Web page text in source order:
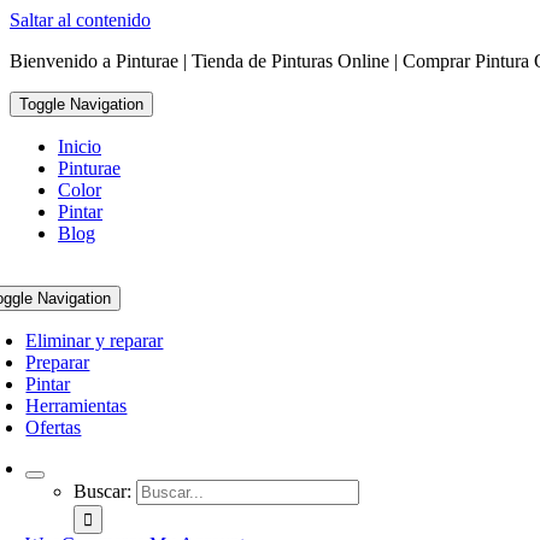
Saltar al contenido
Bienvenido a Pinturae | Tienda de Pinturas Online | Comprar Pintura
Toggle Navigation
Inicio
Pinturae
Color
Pintar
Blog
Navigation
Eliminar y reparar
Preparar
Pintar
Herramientas
Ofertas
Buscar: